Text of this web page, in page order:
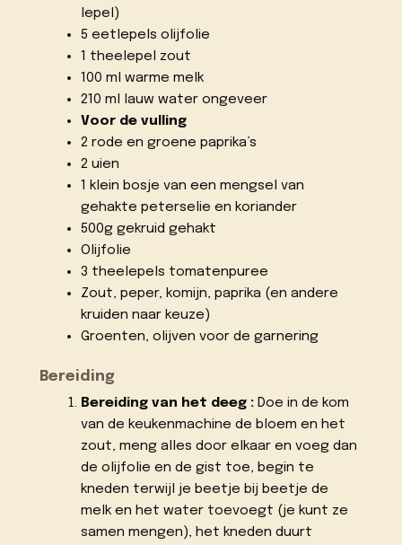
lepel)
5 eetlepels olijfolie
1 theelepel zout
100 ml warme melk
210 ml lauw water ongeveer
Voor de vulling
2 rode en groene paprika’s
2 uien
1 klein bosje van een mengsel van
gehakte peterselie en koriander
500g gekruid gehakt
Olijfolie
3 theelepels tomatenpuree
Zout, peper, komijn, paprika (en andere
kruiden naar keuze)
Groenten, olijven voor de garnering
Bereiding
Bereiding van het deeg : Doe in de kom
van de keukenmachine de bloem en het
zout, meng alles door elkaar en voeg dan
de olijfolie en de gist toe, begin te
kneden terwijl je beetje bij beetje de
melk en het water toevoegt (je kunt ze
samen mengen), het kneden duurt